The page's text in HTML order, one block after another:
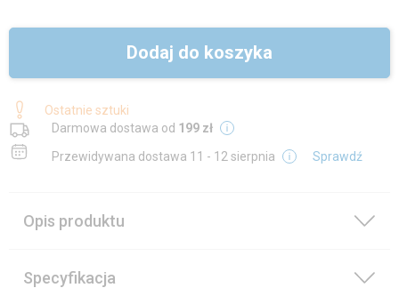
Dodaj do koszyka
Ostatnie sztuki
Darmowa dostawa od 199 zł
Przewidywana dostawa 11 - 12 sierpnia Sprawdź
Opis produktu
Specyfikacja